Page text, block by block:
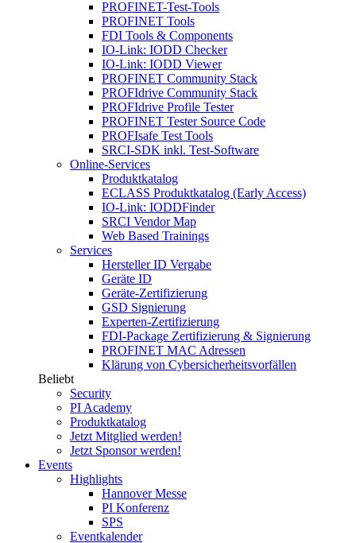
PROFINET-Test-Tools
PROFINET Tools
FDI Tools & Components
IO-Link: IODD Checker
IO-Link: IODD Viewer
PROFINET Community Stack
PROFIdrive Community Stack
PROFIdrive Profile Tester
PROFINET Tester Source Code
PROFIsafe Test Tools
SRCI-SDK inkl. Test-Software
Online-Services
Produktkatalog
ECLASS Produktkatalog (Early Access)
IO-Link: IODDFinder
SRCI Vendor Map
Web Based Trainings
Services
Hersteller ID Vergabe
Geräte ID
Geräte-Zertifizierung
GSD Signierung
Experten-Zertifizierung
FDI-Package Zertifizierung & Signierung
PROFINET MAC Adressen
Klärung von Cybersicherheitsvorfällen
Beliebt
Security
PI Academy
Produktkatalog
Jetzt Mitglied werden!
Jetzt Sponsor werden!
Events
Highlights
Hannover Messe
PI Konferenz
SPS
Eventkalender